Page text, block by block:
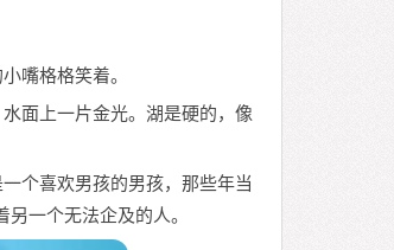
嘴格格笑着。
面上一片金光。湖是硬的，像
个喜欢男孩的男孩，那些年当
一个无法企及的人。